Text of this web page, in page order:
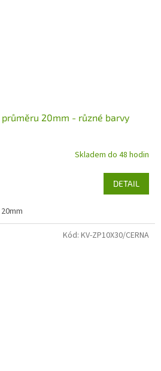
20mm - různé barvy
Skladem do 48 hodin
DETAIL
Kód: KV-ZP10X30/CERNA